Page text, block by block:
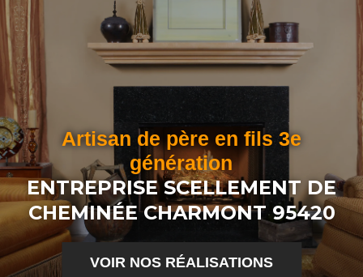
Artisan de père en fils 3e
génération
ENTREPRISE SCELLEMENT DE
CHEMINÉE CHARMONT 95420
VOIR NOS RÉALISATIONS